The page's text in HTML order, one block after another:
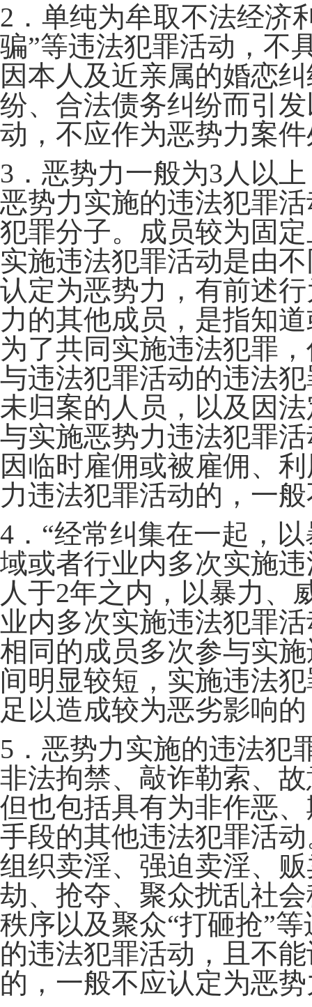
2．单纯为牟取不法经济
骗”等违法犯罪活动，不
因本人及近亲属的婚恋
纷、合法债务纠纷而引
动，不应作为恶势力案
3．恶势力一般为3人以
恶势力实施的违法犯罪
犯罪分子。成员较为固
实施违法犯罪活动是由
认定为恶势力，有前述
力的其他成员，是指知
为了共同实施违法犯罪
与违法犯罪活动的违法
未归案的人员，以及因
与实施恶势力违法犯罪
因临时雇佣或被雇佣、
力违法犯罪活动的，一
4．“经常纠集在一起，
域或者行业内多次实施
人于2年之内，以暴力、
业内多次实施违法犯罪
相同的成员多次参与实
间明显较短，实施违法
足以造成较为恶劣影响
5．恶势力实施的违法犯
非法拘禁、敲诈勒索、
但也包括具有为非作恶
手段的其他违法犯罪活
组织卖淫、强迫卖淫、
劫、抢夺、聚众扰乱社
秩序以及聚众“打砸抢”
的违法犯罪活动，且不
的，一般不应认定为恶